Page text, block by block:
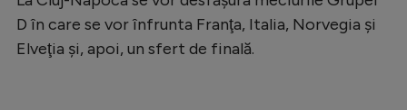
D în care se vor înfrunta Franţa, Italia, Norvegia şi
Elveţia şi, apoi, un sfert de finală.